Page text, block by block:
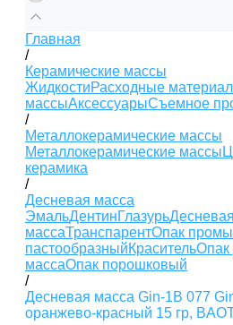
Главная
/
Керамические массы
ЖидкостиРасходные
массыАксессуарыСъемное
/
Металлокерамические массы
Металлокерамические массы
керамика
/
Десневая масса
ЭмальДентинГлазурь
массаТранспарентОпак
пастообразныйКрасительОпак
массаОпак порошковый
/
Десневая масса Gin-1B 077
оранжево-красный 15 гр,